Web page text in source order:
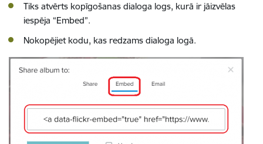
Tiks atvērts kopīgošanas dialoga logs, kurā ir jāizvēlas
iespēja “Embed”.
Nokopējiet kodu, kas redzams dialoga logā.